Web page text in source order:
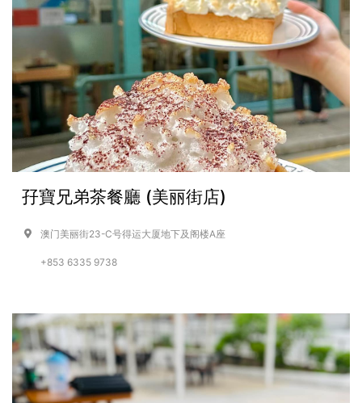
孖寶兄弟茶餐廳 (美丽街店)
澳门美丽街23-C号得运大厦地下及阁楼A座
+853 6335 9738